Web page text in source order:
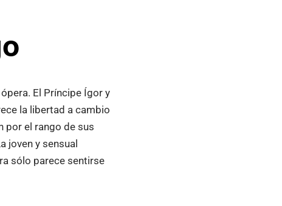
El Príncipe Ígor y
la libertad a cambio
por el rango de sus
joven y sensual
sólo parece sentirse